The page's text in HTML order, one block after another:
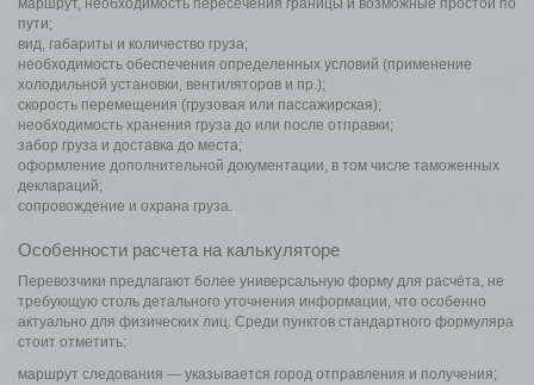
маршрут, необходимость пересечения границы и возможные простои по
пути;
вид, габариты и количество груза;
необходимость обеспечения определенных условий (применение
холодильной установки, вентиляторов и пр.);
скорость перемещения (грузовая или пассажирская);
необходимость хранения груза до или после отправки;
забор груза и доставка до места;
оформление дополнительной документации, в том числе таможенных
деклараций;
сопровождение и охрана груза.
Особенности расчета на калькуляторе
Перевозчики предлагают более универсальную форму для расчёта, не
требующую столь детального уточнения информации, что особенно
актуально для физических лиц. Среди пунктов стандартного формуляра
стоит отметить:
маршрут следования — указывается город отправления и получения;